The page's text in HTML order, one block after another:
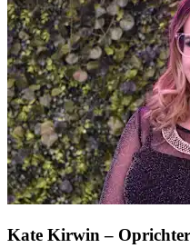
Kate Kirwin – Oprichter